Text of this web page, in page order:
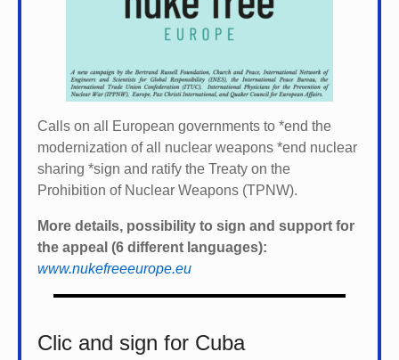
Calls on all European governments to *end the
modernization of all nuclear weapons *end nuclear
sharing *sign and ratify the Treaty on the
Prohibition of Nuclear Weapons (TPNW).
More details, possibility to sign and support for
the appeal (6 different languages):
www.nukefreeeurope.eu
Clic and sign for Cuba